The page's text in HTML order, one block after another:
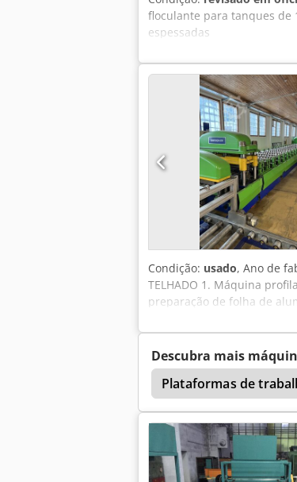
floculante para tanques de
espessadas
Condição: usado, Ano de
TELHADO 1. Máquina
preparação de folha de
certificados Tipos de
medidas modulares de
E Aiefx Ai Sef - Painéis de
Descubra mais
Plataformas de